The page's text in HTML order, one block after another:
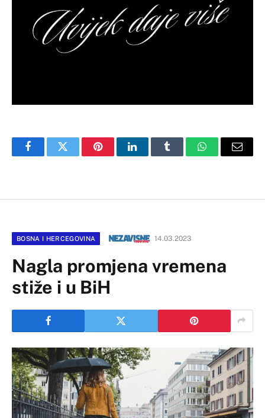
FacebookTwitter PinterestLinkedInTumblr WhatsAppEmail
BOSNA I HERCEGOVINA 14.03.2023
Nagla promjena vremena
stiže i u BiH